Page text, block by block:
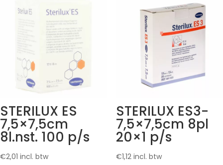
STERILUX ES
7,5×7,5cm
8l.nst. 100 p/s
€2,01 incl. btw
STERILUX ES3-
7,5×7,5cm 8pl
20×1 p/s
€1,12 incl. btw